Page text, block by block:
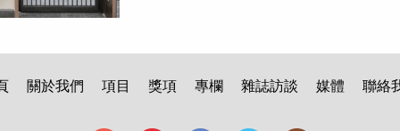
關於我們 項目 獎項 專欄 雜誌訪談 媒體 聯絡